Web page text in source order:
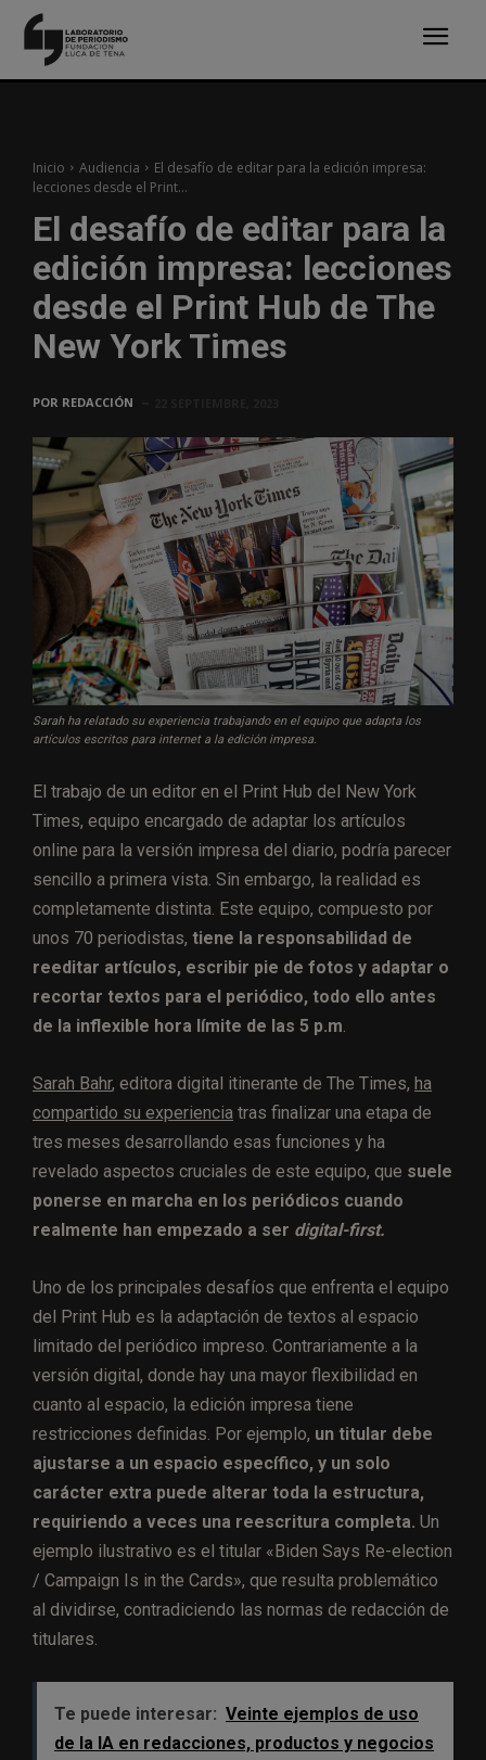
Inicio Audiencia
El desafío de editar para la edición impresa:
lecciones desde el Print...
El desafío de editar para la
edición impresa: lecciones
desde el Print Hub de The
New York Times
POR REDACCIÓN
Sarah ha relatado su experiencia trabajando en el equipo que adapta los
artículos escritos para internet a la edición impresa.
El trabajo de un editor en el Print Hub del New York
Times, equipo encargado de adaptar los artículos
online para la versión impresa del diario, podría parecer
sencillo a primera vista. Sin embargo, la realidad es
completamente distinta. Este equipo, compuesto por
unos 70 periodistas, tiene la responsabilidad de
reeditar artículos, escribir pie de fotos y adaptar o
recortar textos para el periódico, todo ello antes
de la inflexible hora límite de las 5 p.m
Sarah Bahr, editora digital itinerante de The Times, ha
compartido su experiencia tras finalizar una etapa de
tres meses desarrollando esas funciones y ha
revelado aspectos cruciales de este equipo, que suele
ponerse en marcha en los periódicos cuando
realmente han empezado a ser digital-first.
Uno de los principales desafíos que enfrenta el equipo
del Print Hub es la adaptación de textos al espacio
limitado del periódico impreso. Contrariamente a la
versión digital, donde hay una mayor flexibilidad en
cuanto al espacio, la edición impresa tiene
restricciones definidas. Por ejemplo, un titular debe
ajustarse a un espacio específico, y un solo
carácter extra puede alterar toda la estructura,
requiriendo a veces una reescritura completa. Un
ejemplo ilustrativo es el titular «Biden Says Re-election
/ Campaign Is in the Cards», que resulta problemático
al dividirse, contradiciendo las normas de redacción de
titulares.
Te puede interesar: Veinte ejemplos de uso
de la IA en redacciones, productos y negocios